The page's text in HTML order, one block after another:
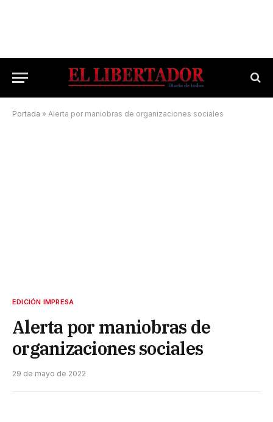
Portada » Alerta por maniobras de organizaciones sociales
EDICIÓN IMPRESA
Alerta por maniobras de
organizaciones sociales
29 de mayo de 2022